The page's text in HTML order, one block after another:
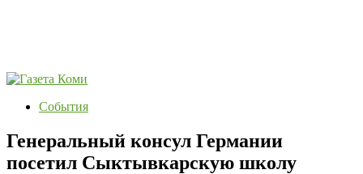
События
Генеральный консул Германии
посетил Сыктывкарскую школу